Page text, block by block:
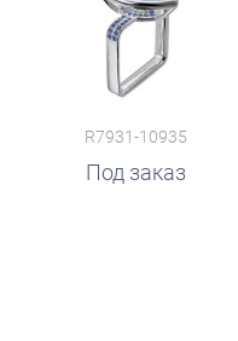
R7931-10935
Под заказ